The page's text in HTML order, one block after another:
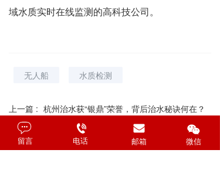
域水质实时在线监测的高科技公司。
无人船 水质检测
上一篇 : 杭州治水获“银鼎”荣誉，背后治水秘诀何在？
下一篇 :
无人船的前景怎么样？
留言 电话 邮箱 微信